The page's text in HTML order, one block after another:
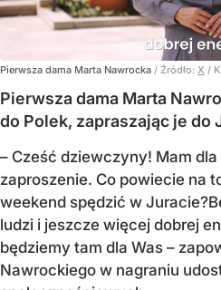
Pierwsza dama Marta Nawrocka / Źródło: X /
Pierwsza dama Marta
do Polek, zapraszając je do
– Cześć dziewczyny! Mam
zaproszenie. Co powiecie na
weekend spędzić w Juracie?
ludzi i jeszcze więcej dobrej
będziemy tam dla Was –
Nawrockiego w nagraniu